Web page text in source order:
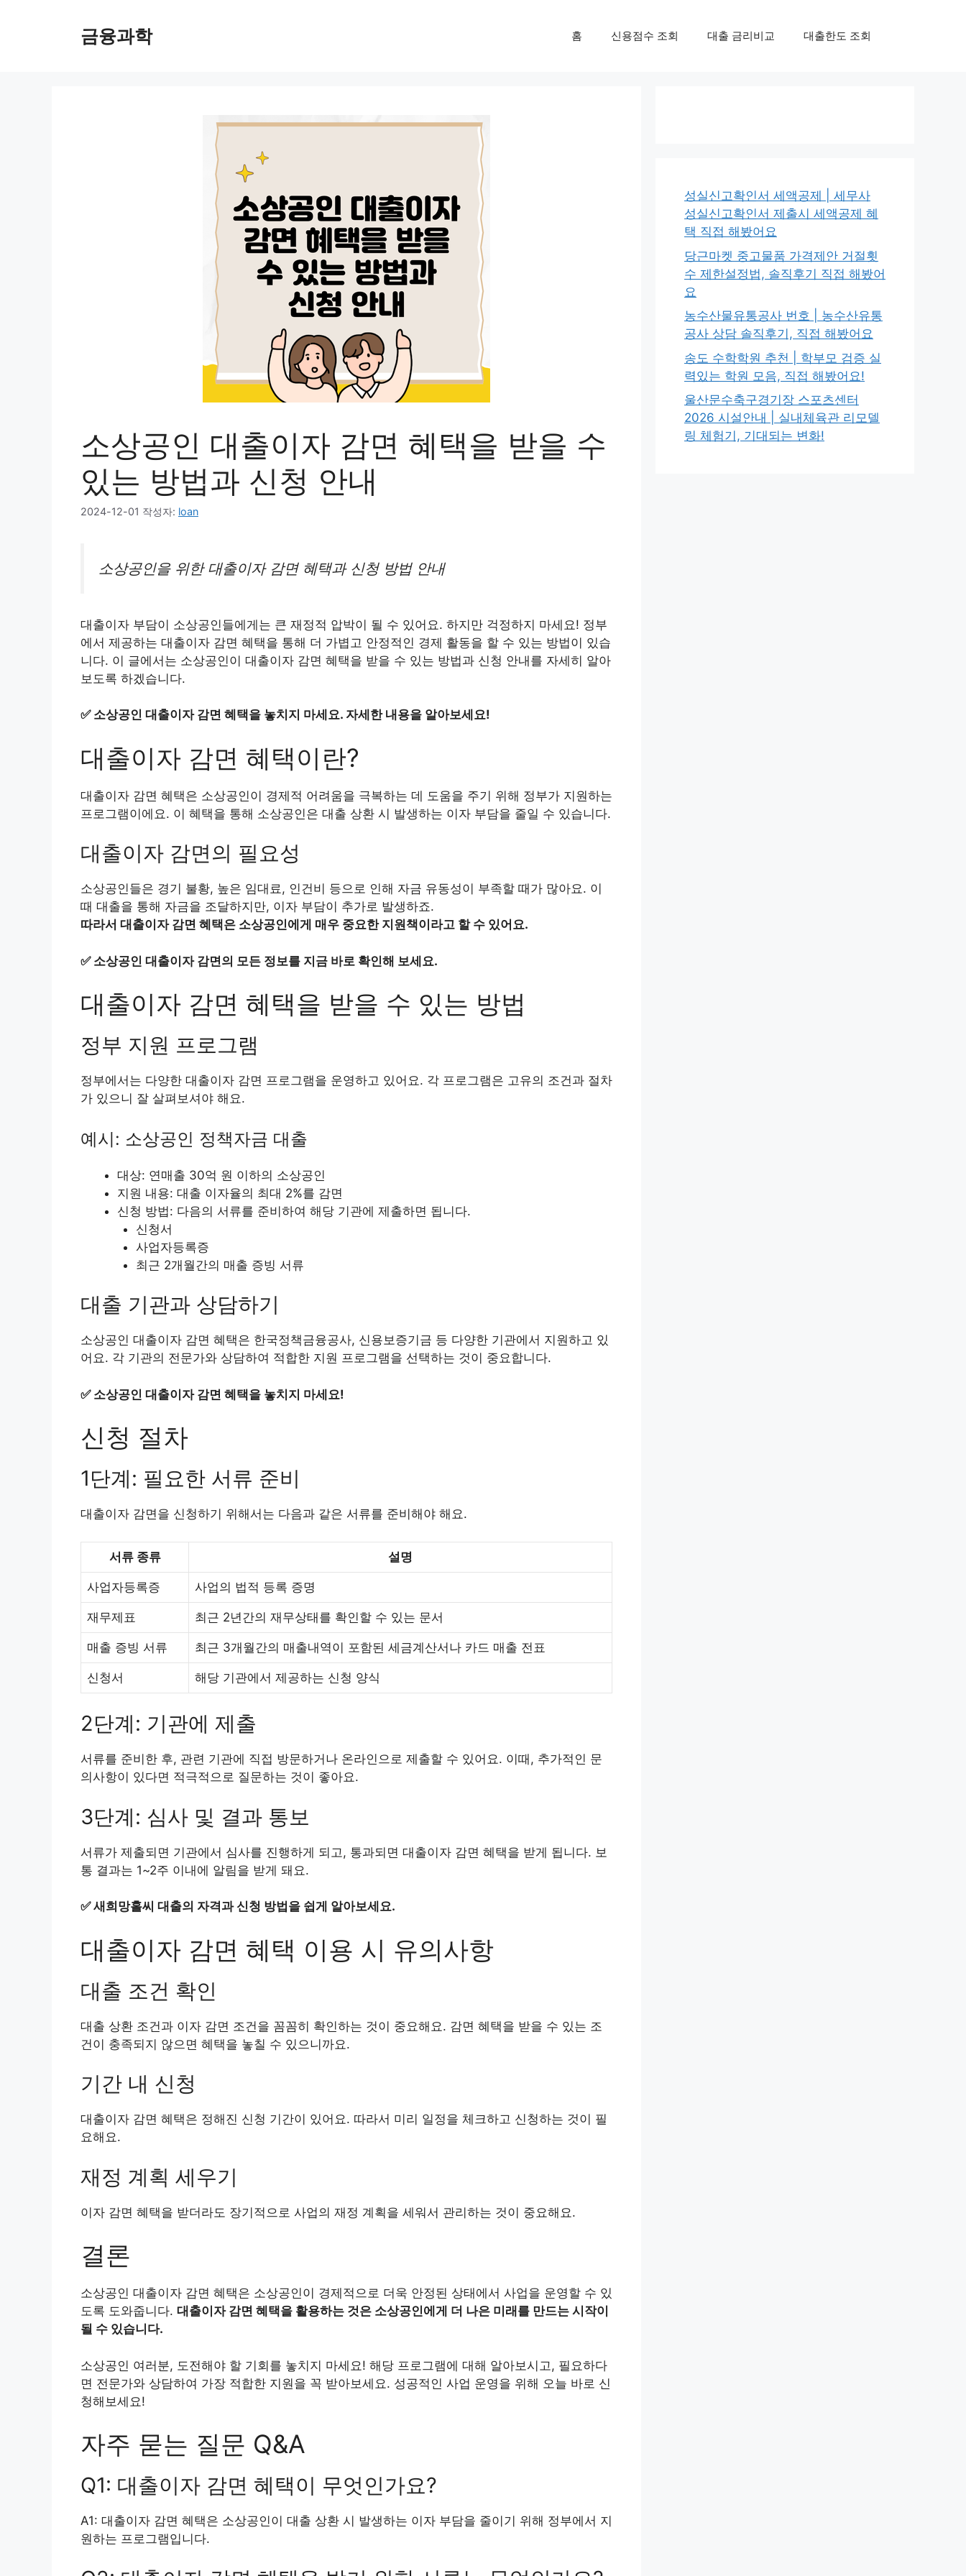
금융과학 홈 신용점수 조회 대출 금리비교 대출한도 조회
소상공인 대출이자 감면 혜택을 받을 수
있는 방법과 신청 안내
2024-12-01 작성자: loan
소상공인을 위한 대출이자 감면 혜택과 신청 방법 안내
대출이자 부담이 소상공인들에게는 큰 재정적 압박이 될 수 있어요. 하지만 걱정하지 마세요! 정부
에서 제공하는 대출이자 감면 혜택을 통해 더 가볍고 안정적인 경제 활동을 할 수 있는 방법이 있습
니다. 이 글에서는 소상공인이 대출이자 감면 혜택을 받을 수 있는 방법과 신청 안내를 자세히 알아
보도록 하겠습니다.
✅ 소상공인 대출이자 감면 혜택을 놓치지 마세요. 자세한 내용을 알아보세요!
대출이자 감면 혜택이란?
대출이자 감면 혜택은 소상공인이 경제적 어려움을 극복하는 데 도움을 주기 위해 정부가 지원하는
프로그램이에요. 이 혜택을 통해 소상공인은 대출 상환 시 발생하는 이자 부담을 줄일 수 있습니다.
대출이자 감면의 필요성
소상공인들은 경기 불황, 높은 임대료, 인건비 등으로 인해 자금 유동성이 부족할 때가 많아요. 이
때 대출을 통해 자금을 조달하지만, 이자 부담이 추가로 발생하죠.
따라서 대출이자 감면 혜택은 소상공인에게 매우 중요한 지원책이라고 할 수 있어요.
✅ 소상공인 대출이자 감면의 모든 정보를 지금 바로 확인해 보세요.
대출이자 감면 혜택을 받을 수 있는 방법
정부 지원 프로그램
정부에서는 다양한 대출이자 감면 프로그램을 운영하고 있어요. 각 프로그램은 고유의 조건과 절차
가 있으니 잘 살펴보셔야 해요.
예시: 소상공인 정책자금 대출
대상: 연매출 30억 원 이하의 소상공인
지원 내용: 대출 이자율의 최대 2%를 감면
신청 방법: 다음의 서류를 준비하여 해당 기관에 제출하면 됩니다.
신청서
사업자등록증
최근 2개월간의 매출 증빙 서류
대출 기관과 상담하기
소상공인 대출이자 감면 혜택은 한국정책금융공사, 신용보증기금 등 다양한 기관에서 지원하고 있
어요. 각 기관의 전문가와 상담하여 적합한 지원 프로그램을 선택하는 것이 중요합니다.
✅ 소상공인 대출이자 감면 혜택을 놓치지 마세요!
신청 절차
1단계: 필요한 서류 준비
대출이자 감면을 신청하기 위해서는 다음과 같은 서류를 준비해야 해요.
서류 종류 설명
사업자등록증 사업의 법적 등록 증명
재무제표 최근 2년간의 재무상태를 확인할 수 있는 문서
매출 증빙 서류 최근 3개월간의 매출내역이 포함된 세금계산서나 카드 매출 전표
신청서 해당 기관에서 제공하는 신청 양식
2단계: 기관에 제출
서류를 준비한 후, 관련 기관에 직접 방문하거나 온라인으로 제출할 수 있어요. 이때, 추가적인 문
의사항이 있다면 적극적으로 질문하는 것이 좋아요.
3단계: 심사 및 결과 통보
서류가 제출되면 기관에서 심사를 진행하게 되고, 통과되면 대출이자 감면 혜택을 받게 됩니다. 보
통 결과는 1~2주 이내에 알림을 받게 돼요.
✅새희망홀씨 대출의 자격과 신청 방법을 쉽게 알아보세요.
대출이자 감면 혜택 이용 시 유의사항
대출 조건 확인
대출 상환 조건과 이자 감면 조건을 꼼꼼히 확인하는 것이 중요해요. 감면 혜택을 받을 수 있는 조
건이 충족되지 않으면 혜택을 놓칠 수 있으니까요.
기간 내 신청
대출이자 감면 혜택은 정해진 신청 기간이 있어요. 따라서 미리 일정을 체크하고 신청하는 것이 필
요해요.
재정 계획 세우기
이자 감면 혜택을 받더라도 장기적으로 사업의 재정 계획을 세워서 관리하는 것이 중요해요.
결론
소상공인 대출이자 감면 혜택은 소상공인이 경제적으로 더욱 안정된 상태에서 사업을 운영할 수 있
도록 도와줍니다. 대출이자 감면 혜택을 활용하는 것은 소상공인에게 더 나은 미래를 만드는 시작이
될 수 있습니다.
소상공인 여러분, 도전해야 할 기회를 놓치지 마세요! 해당 프로그램에 대해 알아보시고, 필요하다
면 전문가와 상담하여 가장 적합한 지원을 꼭 받아보세요. 성공적인 사업 운영을 위해 오늘 바로 신
청해보세요!
자주 묻는 질문 Q&A
Q1: 대출이자 감면 혜택이 무엇인가요?
A1: 대출이자 감면 혜택은 소상공인이 대출 상환 시 발생하는 이자 부담을 줄이기 위해 정부에서 지
원하는 프로그램입니다.
성실신고확인서 세액공제 | 세무사
성실신고확인서 제출시 세액공제 혜
택 직접 해봤어요
당근마켓 중고물품 가격제안 거절횟
수 제한설정법, 솔직후기 직접 해봤어
요
농수산물유통공사 번호 | 농수산유통
공사 상담 솔직후기, 직접 해봤어요
송도 수학학원 추천 | 학부모 검증 실
력있는 학원 모음, 직접 해봤어요!
울산문수축구경기장 스포츠센터
2026 시설안내 | 실내체육관 리모델
링 체험기, 기대되는 변화!